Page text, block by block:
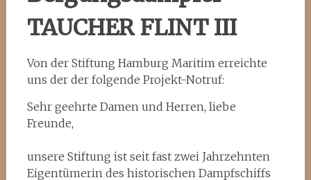
TAUCHER FLINT III
Von der Stiftung Hamburg Maritim erreichte
uns der der folgende Projekt-Notruf:
Sehr geehrte Damen und Herren, liebe
Freunde,
unsere Stiftung ist seit fast zwei Jahrzehnten
Eigentümerin des historischen Dampfschiffs